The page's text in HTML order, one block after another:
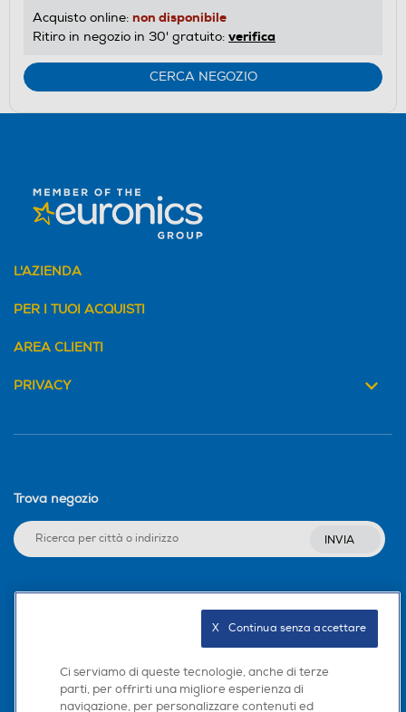
Acquisto online: non disponibile
Ritiro in negozio in 30' gratuito: verifica
CERCA NEGOZIO
L'AZIENDA
PER I TUOI ACQUISTI
AREA CLIENTI
PRIVACY
Trova negozio
INVIA
Scarica la nostra app
Ci serviamo di queste tecnologie, anche di terze
parti, per offrirti una migliore esperienza di
navigazione, per personalizzare contenuti ed
X   Continua senza accettare